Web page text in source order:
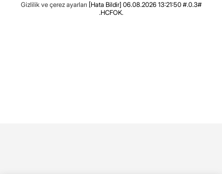
Gizlilik ve çerez ayarları [Hata Bildir] 06.08.2026 13:21:50 #.0.3#
.HCFOK.